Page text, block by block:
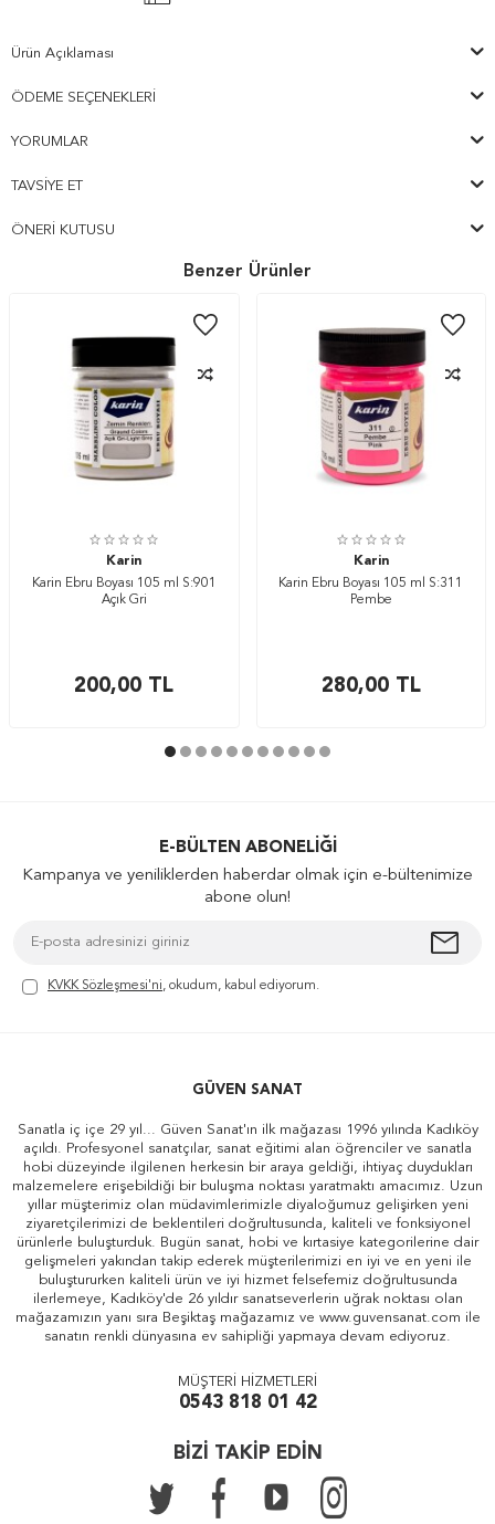
Ürün Açıklaması
ÖDEME SEÇENEKLERI
YORUMLAR
TAVSIYE ET
ÖNERI KUTUSU
Benzer Ürünler
Karin
Karin Ebru Boyası 105 ml S:901
Açık Gri
200,00 TL
Karin
Karin Ebru Boyası 105 ml S:311
Pembe
280,00TL
E-BÜLTEN ABONELIĞI
Kampanya ve yeniliklerden haberdar olmak için e-bültenimize
abone olun!
KVKK Sözleşmesi'ni, okudum, kabul ediyorum.
GÜVEN SANAT
Sanatla iç içe 29 yıl... Güven Sanat'ın ilk mağazası 1996 yılında Kadıköy
açıldı. Profesyonel sanatçılar, sanat eğitimi alan öğrenciler ve sanatla
hobi düzeyinde ilgilenen herkesin bir araya geldiği, ihtiyaç duydukları
malzemelere erişebildiği bir buluşma noktası yaratmaktı amacımız. Uzun
yıllar müşterimiz olan müdavimlerimizle diyaloğumuz gelişirken yeni
ziyaretçilerimizi de beklentileri doğrultusunda, kaliteli ve fonksiyonel
ürünlerle buluşturduk. Bugün sanat, hobi ve kırtasiye kategorilerine dair
gelişmeleri yakından takip ederek müşterilerimizi en iyi ve en yeni ile
buluştururken kaliteli ürün ve iyi hizmet felsefemiz doğrultusunda
ilerlemeye, Kadıköy'de 26 yıldır sanatseverlerin uğrak noktası olan
mağazamızın yanı sıra Beşiktaş mağazamız ve www.guvensanat.com ile
sanatın renkli dünyasına ev sahipliği yapmaya devam ediyoruz.
MÜŞTERİ HİZMETLERİ
0543 818 01 42
BİZİ TAKİP EDİN